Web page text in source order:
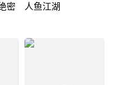
密
人鱼江湖